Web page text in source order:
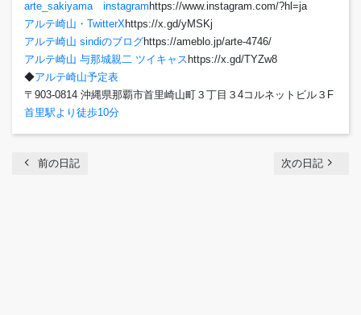
arte_sakiyama instagram https://www.instagram.com/?hl=ja
アルテ崎山・TwitterXhttps://x.gd/yMSKj
アルテ崎山 sindiのブログhttps://ameblo.jp/arte-4746/
アルテ崎山 与那城親二 ツイキャス https://x.gd/TYZw8
◆アルテ崎山予定表
〒903-0814 沖縄県那覇市首里崎山町３丁目３4コルネットビル３F
首里駅より徒歩10分
chevron_left 前の日記 次の日記 navigate_next